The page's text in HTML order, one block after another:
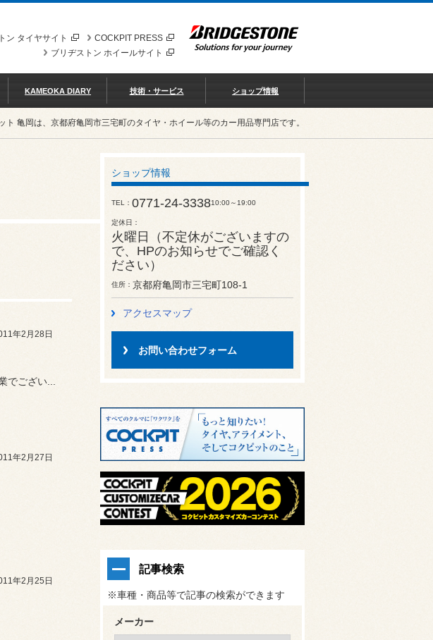
COCKPIT PRESS
ン タイヤサイト
ブリヂストン ホイールサイト
KAMEOKA DIARY 技術・サービス ショップ情報
ト 亀岡は、京都府亀岡市三宅町のタイヤ・ホイール等のカー用品専門店です。
年2月28日
ござい...
年2月27日
年2月25日
ショップ情報
TEL 0771-24-333810:00～19:00
定休日
火曜日（不定休がございますの
で、HPのお知らせでご確認く
ださい）
住所 京都府亀岡市三宅町108-1
アクセスマップ
お問い合わせフォーム
記事検索
※車種・商品等で記事の検索ができます
メーカー